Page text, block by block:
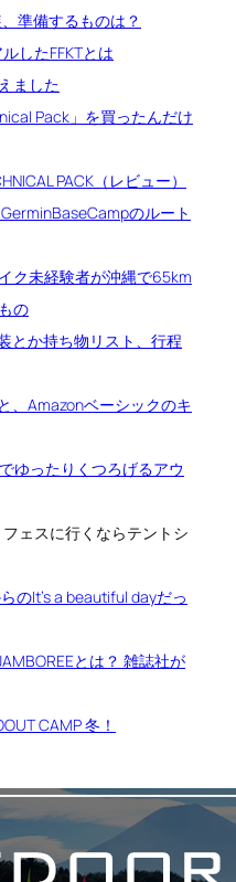
準備するものは？
したFFKTとは
ました
Pack」を買ったんだけ
PACK（レビュー）
のルート
ク未経験者が沖縄で65km
の
とか持ち物リスト、行程
、Amazonベーシックのキ
ゆったりくつろげるアウ
ェスに行くならテントシ
のIt’s a beautiful dayだっ
とは？ 雑誌社が
CAMP 冬！